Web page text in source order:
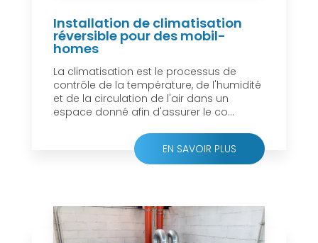
Installation de climatisation
réversible pour des mobil-
homes
La climatisation est le processus de
contrôle de la température, de l'humidité
et de la circulation de l'air dans un
espace donné afin d'assurer le co...
EN SAVOIR PLUS